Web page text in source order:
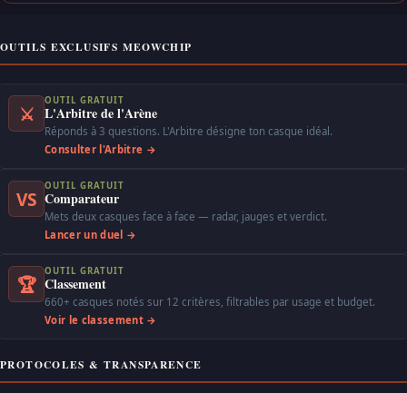
OUTILS EXCLUSIFS MEOWCHIP
⚔
OUTIL GRATUIT
L'Arbitre de l'Arène
Réponds à 3 questions. L'Arbitre désigne ton casque idéal.
Consulter l'Arbitre →
VS
OUTIL GRATUIT
Comparateur
Mets deux casques face à face — radar, jauges et verdict.
Lancer un duel →
🏆
OUTIL GRATUIT
Classement
660+ casques notés sur 12 critères, filtrables par usage et budget.
Voir le classement →
PROTOCOLES & TRANSPARENCE